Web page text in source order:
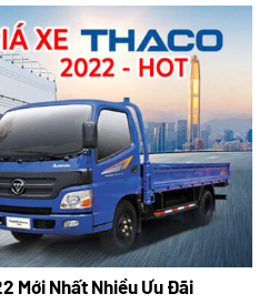
Mới Nhất Nhiều Ưu Đãi